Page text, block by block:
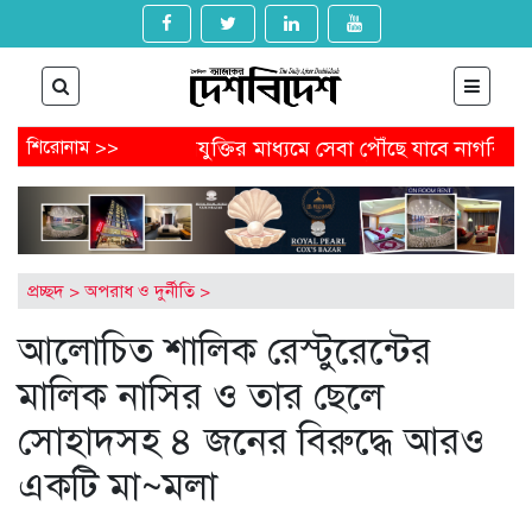
শিরোনাম >>প্রযুক্তির মাধ্যমে সেবা পৌঁছে যাবে নাগরিকের কাছে
আবেদন করবেন যেভাবে
অষ্টগ্রামে বিএনপির নির্বাচনি
থেকে অনাকাঙ্ক্ষিত পোস্ট
আগামীকাল থেকে ৯ মাসের জন্য
খুনের মামলায় জিয়াউল আহসানের বিচার শুরু
প্রচ্ছদ >অপরাধ ও দুর্নীতি>
আলোচিত শালিক রেস্টুরেন্টের
মালিক নাসির ও তার ছেলে
সোহাদসহ ৪ জনের বিরুদ্ধে আরও
একটি মা~মলা